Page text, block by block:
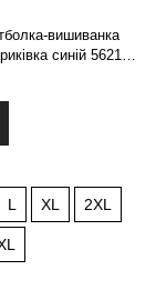
вишиванка
синій 56211
L XL 2XL